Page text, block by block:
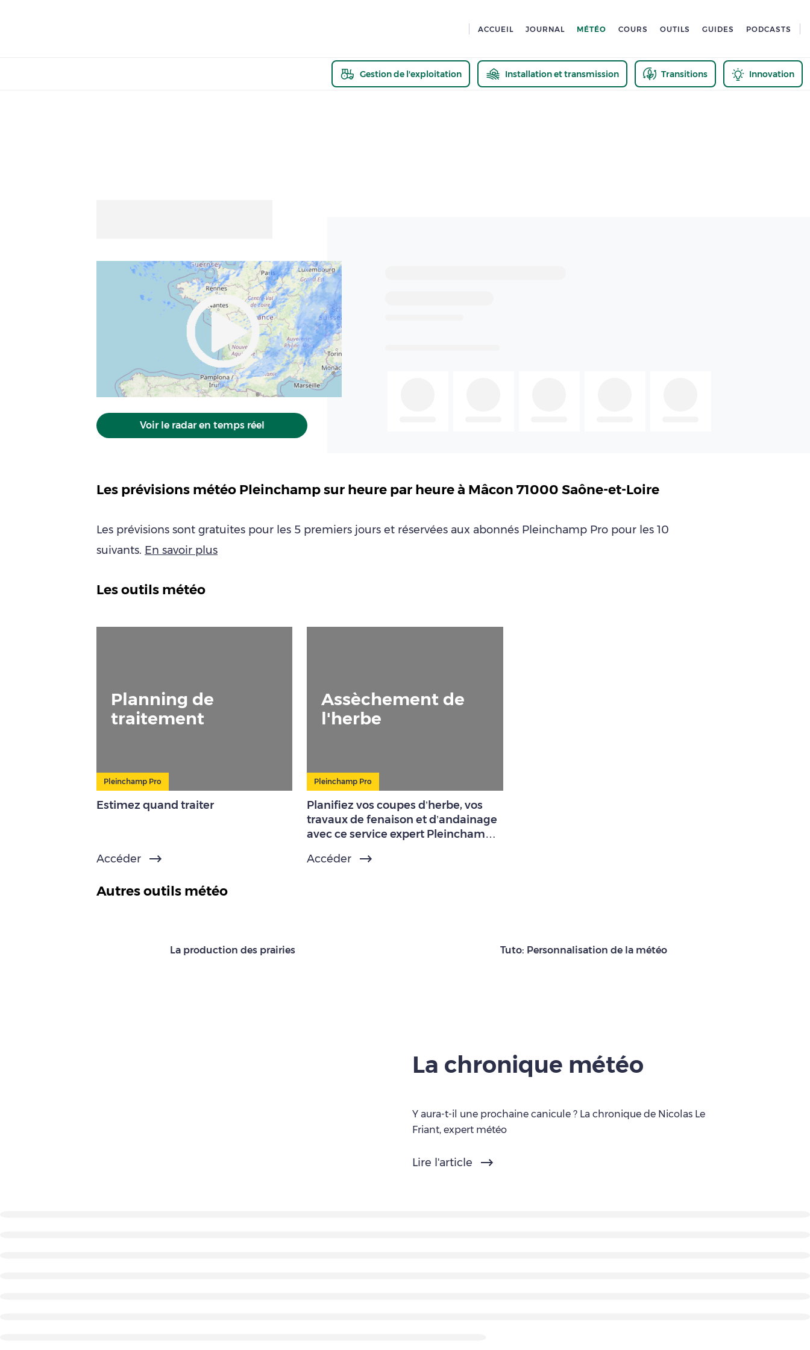
ACCUEIL JOURNAL MÉTÉO COURS OUTILS GUIDES PODCASTS
Gestion de l'exploitation Installation et transmission Transitions Innovation
Voir le radar en temps réel
Les prévisions météo Pleinchamp sur heure par heure à Mâcon 71000 Saône-et-Loire
Les prévisions sont gratuites pour les 5 premiers jours et réservées aux abonnés Pleinchamp Pro pour les 10
suivants. En savoir plus
Les outils météo
Planning de
traitement
Pleinchamp Pro
Estimez quand traiter
Accéder
Assèchement de
l'herbe
Pleinchamp Pro
Planifiez vos coupes d’herbe, vos
travaux de fenaison et d’andainage
avec ce service expert Pleinchamp
Accéder
Autres outils météo
La production des prairies Tuto: Personnalisation de la météo
La chronique météo
Y aura-t-il une prochaine canicule ? La chronique de Nicolas Le
Friant, expert météo
Lire l'article